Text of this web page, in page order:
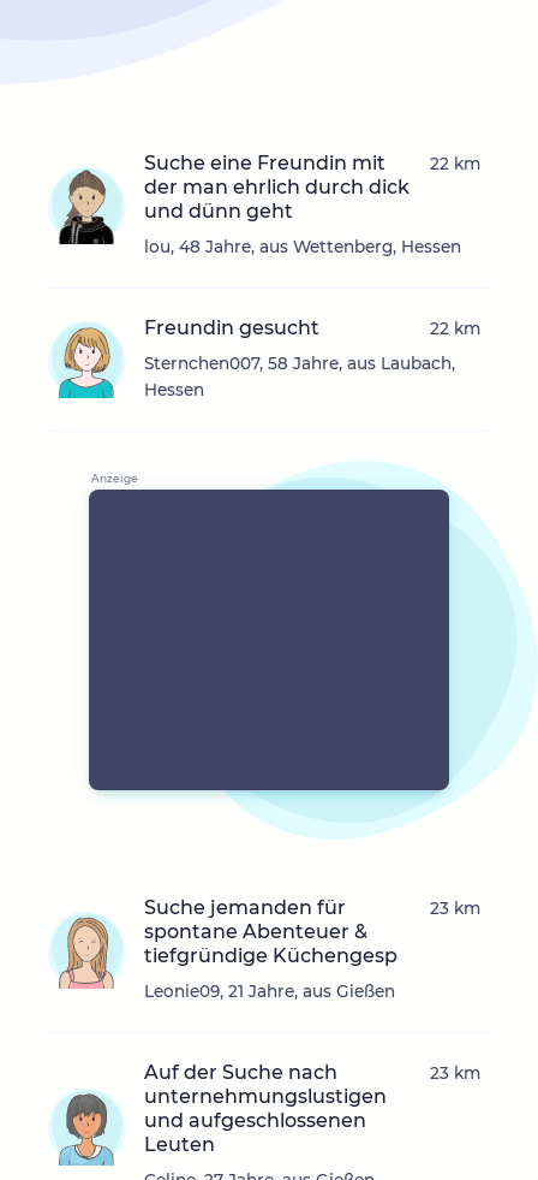
Suche eine Freundin mit
der man ehrlich durch dick
und dünn geht
lou, 48 Jahre, aus Wettenberg, Hessen
22 km
Freundin gesucht
Sternchen007, 58 Jahre, aus Laubach,
Hessen
22 km
Suche jemanden für
spontane Abenteuer &
tiefgründige Küchengesp
Leonie09, 21 Jahre, aus Gießen
23 km
Auf der Suche nach
unternehmungslustigen
und aufgeschlossenen
Leuten
23 km